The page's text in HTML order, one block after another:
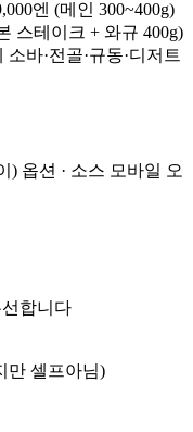
엔 (메인 300~400g)
스테이크 + 와규 400g)
바·전골·규동·디저트
) 옵션 · 소스 모바일 오
합니다
만 셀프아님)